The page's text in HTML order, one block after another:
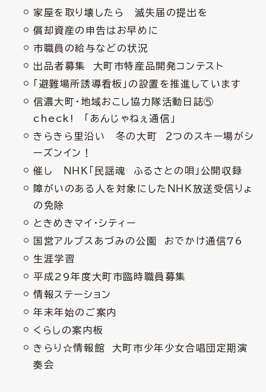
家屋を取り壊したら 滅失届の提出を
償却資産の申告はお早めに
市職員の給与などの状況
出品者募集 大町市特産品開発コンテスト
「避難場所誘導看板」の設置を推進しています
信濃大町・地域おこし協力隊活動日誌⑤
check! 「あんじゃねぇ通信」
きらきら里沿い 冬の大町 ２つのスキー場がシ
ーズンイン！
催し ＮＨＫ「民謡魂 ふるさとの唄」公開収録
障がいのある人を対象にしたＮＨＫ放送受信りょ
の免除
ときめきマイ・シティー
国営アルプスあづみの公園 おでかけ通信76
生涯学習
平成29年度大町市臨時職員募集
情報ステーション
年末年始のご案内
くらしの案内板
きらり☆情報館 大町市少年少女合唱団定期演
奏会